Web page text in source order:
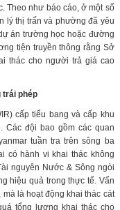
Theo như báo cáo, ở một số
lý thị trấn và phường đã yêu
án trường học hoặc đường
tiện truyền thông rằng Sở
thác cho người trả giá cao
trái phép
cấp tiểu bang và cấp khu
Các đội bao gồm các quan
tuần tra trên sông ba
có hành vi khai thác không
nguyên Nước & Sông ngòi
hiệu quả trong thực tế. Vấn
là hoạt động khai thác cát
tổng lượng khai thác cho